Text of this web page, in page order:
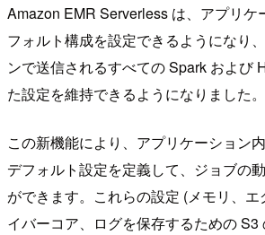
Amazon EMR Serverless は、アプリケ
フォルト構成を設定できるようになり
ンで送信されるすべての Spark および
た設定を維持できるようになりました。
この新機能により、アプリケーション
デフォルト設定を定義して、ジョブの
ができます。これらの設定 (メモリ、
イバーコア、ログを保存するための S3